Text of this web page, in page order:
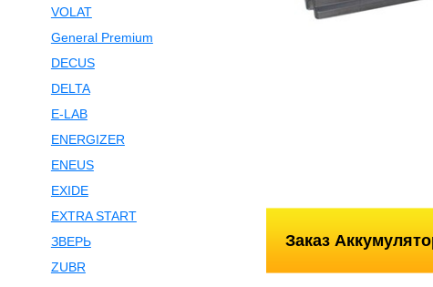
VOLAT
General Premium
DECUS
DELTA
E-LAB
ENERGIZER
ENEUS
EXIDE
EXTRA START
ЗВЕРЬ
ZUBR
Заказ